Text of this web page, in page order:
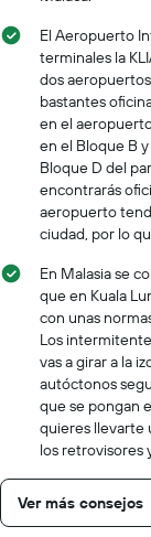
El Aeropuerto
terminales la
dos
bastantes
en el
en el Bloque B
Bloque D del
encontrarás
aeropuerto
ciudad, por lo
En Malasia se
que en Kuala
con unas
Los
vas a girar a la
autóctonos
que se pongan
quieres llevarte
los retrovisores
Ver más consejos